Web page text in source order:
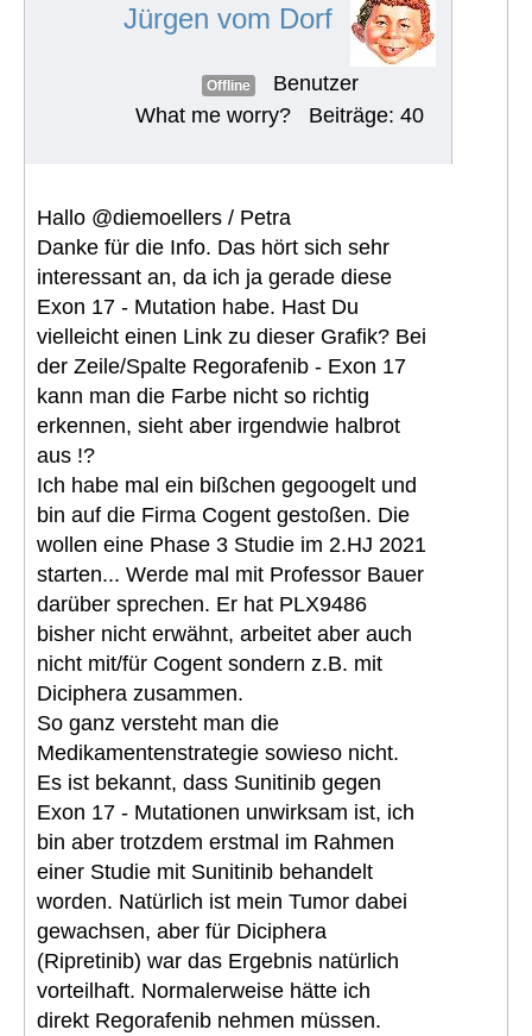
Jürgen vom Dorf
Offline
Benutzer
What me worry?
Beiträge: 40
Hallo @diemoellers / Petra
Danke für die Info. Das hört sich sehr
interessant an, da ich ja gerade diese
Exon 17 - Mutation habe. Hast Du
vielleicht einen Link zu dieser Grafik? Bei
der Zeile/Spalte Regorafenib - Exon 17
kann man die Farbe nicht so richtig
erkennen, sieht aber irgendwie halbrot
aus !?
Ich habe mal ein bißchen gegoogelt und
bin auf die Firma Cogent gestoßen. Die
wollen eine Phase 3 Studie im 2.HJ 2021
starten... Werde mal mit Professor Bauer
darüber sprechen. Er hat PLX9486
bisher nicht erwähnt, arbeitet aber auch
nicht mit/für Cogent sondern z.B. mit
Diciphera zusammen.
So ganz versteht man die
Medikamentenstrategie sowieso nicht.
Es ist bekannt, dass Sunitinib gegen
Exon 17 - Mutationen unwirksam ist, ich
bin aber trotzdem erstmal im Rahmen
einer Studie mit Sunitinib behandelt
worden. Natürlich ist mein Tumor dabei
gewachsen, aber für Diciphera
(Ripretinib) war das Ergebnis natürlich
vorteilhaft. Normalerweise hätte ich
direkt Regorafenib nehmen müssen.